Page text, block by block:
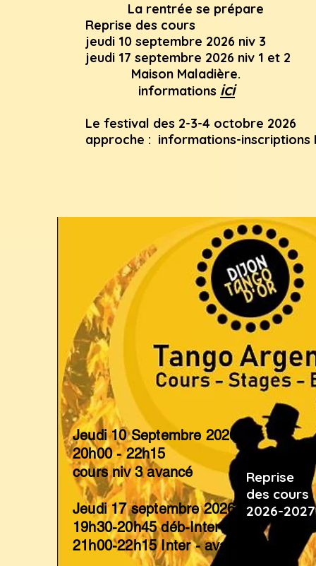
La rentrée se prépare
Reprise des cours
jeudi 10 septembre 2026 niv 3
jeudi 17 septembre 2026 niv 1 et 2
Maison Maladière.
informations ici
Le festival des 2-3-4 octobre 2026
approche : informations-inscriptions
Reprise
des cours
2026-2027
Jeudi 10 Septembre 2026
20h00 - 22h15
cours niv 3 avancé
Jeudi 17 septembre 2026
19h30-20h45 déb-Inter
21h00-22h15 Inter - avancé